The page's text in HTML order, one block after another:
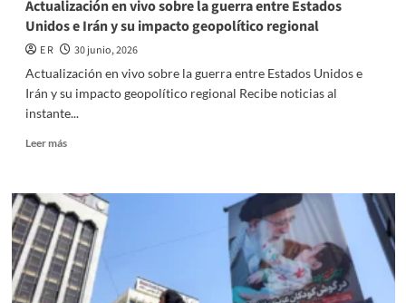
Actualización en vivo sobre la guerra entre Estados
Unidos e Irán y su impacto geopolítico regional
E R
30 junio, 2026
Actualización en vivo sobre la guerra entre Estados Unidos e
Irán y su impacto geopolítico regional Recibe noticias al
instante...
Leer másRead
Actualización
en
vivo
sobre
la
guerra
entre